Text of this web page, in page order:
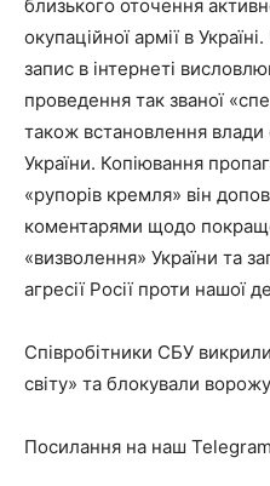
близького оточення
окупаційної армії в
запис в інтернеті
проведення так званої
також встановлення влади
України. Копіювання
«рупорів кремля» він
коментарями щодо
«визволення» України та
агресії Росії проти нашої
Співробітники СБУ
світу» та блокували
Посилання на наш